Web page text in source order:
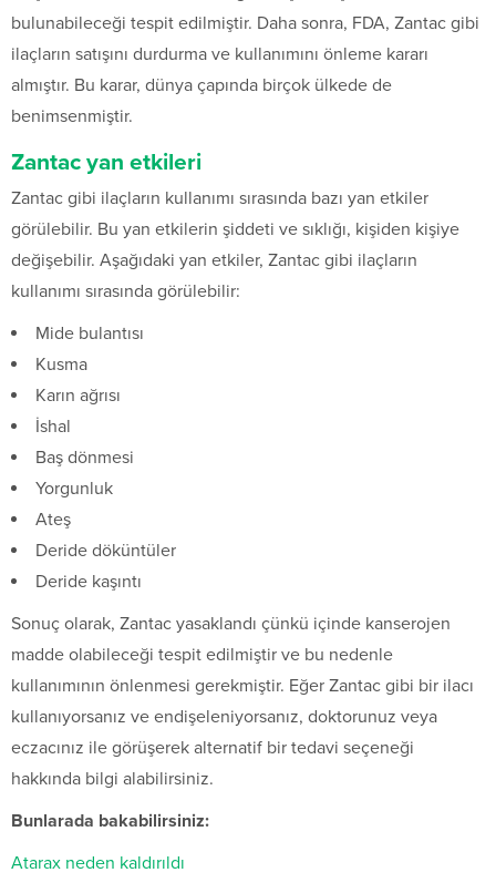
bulunabileceği tespit edilmiştir. Daha sonra, FDA, Zantac gibi
ilaçların satışını durdurma ve kullanımını önleme kararı
almıştır. Bu karar, dünya çapında birçok ülkede de
benimsenmiştir.
Zantac yan etkileri
Zantac gibi ilaçların kullanımı sırasında bazı yan etkiler
görülebilir. Bu yan etkilerin şiddeti ve sıklığı, kişiden kişiye
değişebilir. Aşağıdaki yan etkiler, Zantac gibi ilaçların
kullanımı sırasında görülebilir:
Mide bulantısı
Kusma
Karın ağrısı
İshal
Baş dönmesi
Yorgunluk
Ateş
Deride döküntüler
Deride kaşıntı
Sonuç olarak, Zantac yasaklandı çünkü içinde kanserojen
madde olabileceği tespit edilmiştir ve bu nedenle
kullanımının önlenmesi gerekmiştir. Eğer Zantac gibi bir ilacı
kullanıyorsanız ve endişeleniyorsanız, doktorunuz veya
eczacınız ile görüşerek alternatif bir tedavi seçeneği
hakkında bilgi alabilirsiniz.
Bunlarada bakabilirsiniz:
Atarax neden kaldırıldı